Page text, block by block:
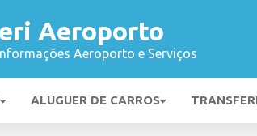
Aeroporto
Aeroporto e Serviços
ALUGUER DE CARROS